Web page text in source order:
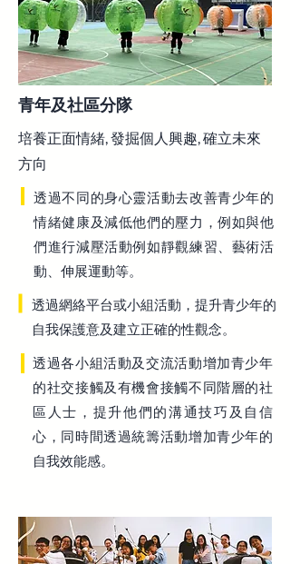
青年及社區分隊
培養正面情緒, 發掘個人興趣, 確立未來
方向
透過不同的身心靈活動去改善青少年的
情緒健康及減低他們的壓力，例如與他
們進行減壓活動例如靜觀練習、藝術活
動、伸展運動等。
透過網絡平台或小組活動，提升青少年的
自我保護意及建立正確的性觀念。
透過各小組活動及交流活動增加青少年
的社交接觸及有機會接觸不同階層的社
區人士，提升他們的溝通技巧及自信
心，同時間透過統籌活動增加青少年的
自我效能感。